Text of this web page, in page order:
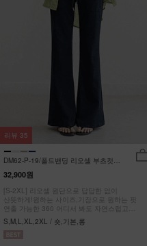
DM62-P-19/폴드밴딩 리오셀 부츠컷팬
츠_HR
32,900원
[S-2XL] 리오셀 원단으로 답답한 없이
산뜻하게!원하는 사이즈,기장으로 원하는 핏
연출 가능한 360 어디서 봐도 자연스럽고
균형잡힌 부츠컷 팬츠
S,M,L,XL,2XL / 숏,기본,롱
리뷰 35